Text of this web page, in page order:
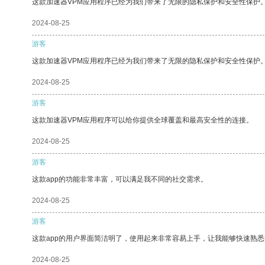
这款加速器VPM应用程序已经为我们带来了无限的隐私保护和安全性保护。
2024-08-25
游客
这款加速器VPM应用程序已经为我们带来了无限的隐私保护和安全性保护。
2024-08-25
游客
这款加速器VPM应用程序可以给你提供全球覆盖和最高安全性的连接。
2024-08-25
游客
这款app的功能非常丰富，可以满足我不同的社交需求。
2024-08-25
游客
这款app的用户界面简洁明了，使用起来非常容易上手，让我能够快速熟悉
2024-08-25